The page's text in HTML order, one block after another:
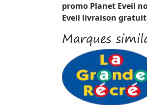
promo Planet Eveil
Eveil livraison
Marques